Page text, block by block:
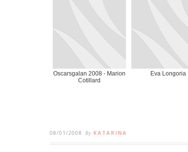
Oscarsgalan 2008 - Marion
Cotillard
Eva Longoria
08/01/2008 By KATARINA